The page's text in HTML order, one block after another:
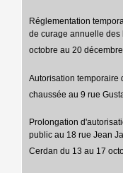
Réglementation
de curage annuelle des
octobre au 20
Autorisation temporaire
chaussée au 9 rue
Prolongation
public au 18 rue Jean
Cerdan du 13 au 17